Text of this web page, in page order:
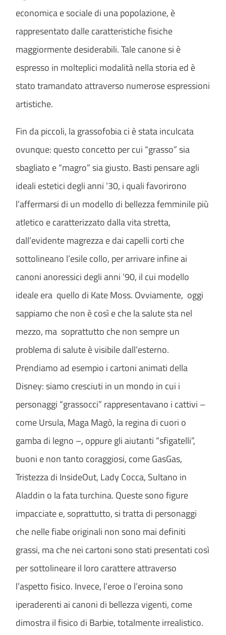
economica e sociale di una popolazione, è
rappresentato dalle caratteristiche fisiche
maggiormente desiderabili. Tale canone si è
espresso in molteplici modalità nella storia ed è
stato tramandato attraverso numerose espressioni
artistiche.
Fin da piccoli, la grassofobia ci è stata inculcata
ovunque: questo concetto per cui “grasso” sia
sbagliato e “magro” sia giusto. Basti pensare agli
ideali estetici degli anni ’30, i quali favorirono
l’affermarsi di un modello di bellezza femminile più
atletico e caratterizzato dalla vita stretta,
dall’evidente magrezza e dai capelli corti che
sottolineano l’esile collo, per arrivare infine ai
canoni anoressici degli anni ’90, il cui modello
ideale era quello di Kate Moss. Ovviamente, oggi
sappiamo che non è così e che la salute sta nel
mezzo, ma soprattutto che non sempre un
problema di salute è visibile dall’esterno.
Prendiamo ad esempio i cartoni animati della
Disney: siamo cresciuti in un mondo in cui i
personaggi “grassocci” rappresentavano i cattivi –
come Ursula, Maga Magò, la regina di cuori o
gamba di legno –, oppure gli aiutanti “sfigatelli”,
buoni e non tanto coraggiosi, come GasGas,
Tristezza di InsideOut, Lady Cocca, Sultano in
Aladdin o la fata turchina. Queste sono figure
impacciate e, soprattutto, si tratta di personaggi
che nelle fiabe originali non sono mai definiti
grassi, ma che nei cartoni sono stati presentati così
per sottolineare il loro carattere attraverso
l’aspetto fisico. Invece, l’eroe o l’eroina sono
iperaderenti ai canoni di bellezza vigenti, come
dimostra il fisico di Barbie, totalmente irrealistico.